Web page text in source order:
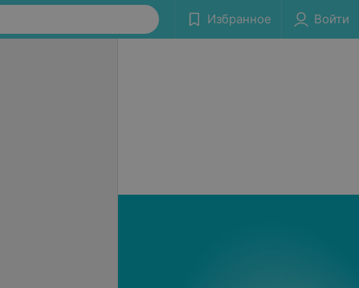
Избранное Войти